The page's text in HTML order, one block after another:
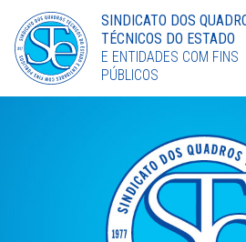
Torne-se Sócio
LinkedIn
SINDICATO DOS
TÉCNICOS DO ESTADO
E ENTIDADES COM FINS
PÚBLICOS